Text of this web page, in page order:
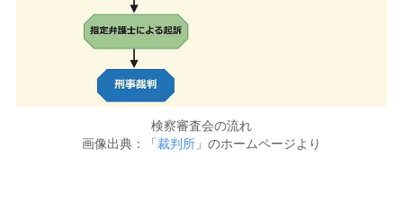
検察審査会の流れ
画像出典：「 裁判所 」のホームページより